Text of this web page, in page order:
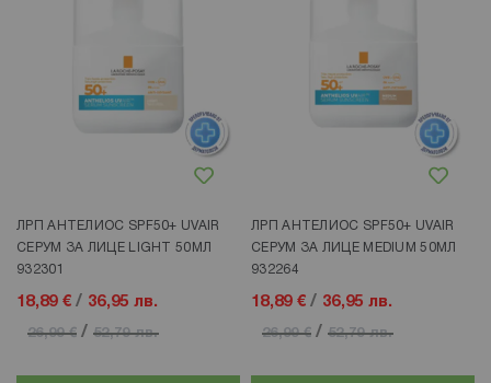
ЛРП АНТЕЛИОС SPF50+ UVAIR
СЕРУМ ЗА ЛИЦЕ LIGHT 50МЛ
932301
18,89 € / 36,95 лв.
26,99 € /52,79 лв.
ЛРП АНТЕЛИОС SPF50+ UVAIR
СЕРУМ ЗА ЛИЦЕ MEDIUM 50МЛ
932264
18,89 € / 36,95 лв.
26,99 € /52,79 лв.